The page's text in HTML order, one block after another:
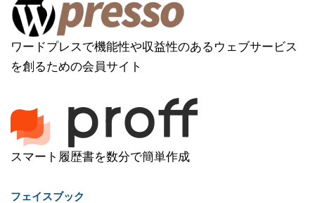
ワードプレスで機能性や収益性のあるウェブサービス
を創るための会員サイト
スマート履歴書を数分で簡単作成
フェイスブック